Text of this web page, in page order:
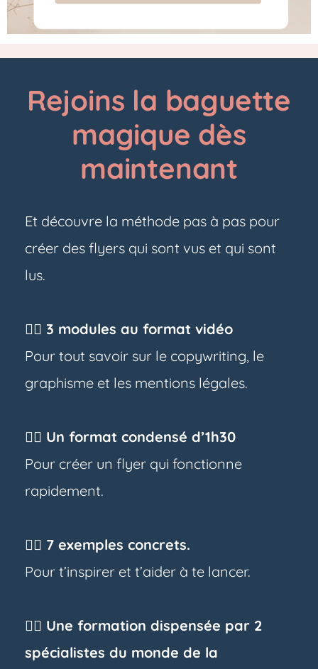
Rejoins la baguette
magique dès
maintenant
Et découvre la méthode pas à pas pour
créer des flyers qui sont vus et qui sont
lus.
👉🏼 3 modules au format vidéo
Pour tout savoir sur le copywriting, le
graphisme et les mentions légales.
👉🏼 Un format condensé d’1h30
Pour créer un flyer qui fonctionne
rapidement.
👉🏼 7 exemples concrets.
Pour t’inspirer et t’aider à te lancer.
👉🏼 Une formation dispensée par 2
spécialistes du monde de la